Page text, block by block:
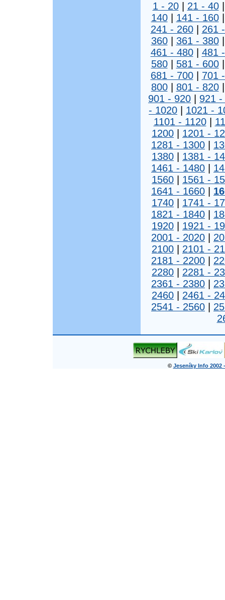
1 - 20| 21 - 40
140| 141 - 160
241 - 260| 261
360| 361 - 380
461 - 480| 481
580| 581 - 600
681 - 700| 701
800| 801 - 820
901 - 920
921 -
- 1020
1021 -
1101 - 1120|
1200
1201 -
1281 - 1300
1380
1381 -
1461 - 1480
1560
1561 -
1641 - 1660
1740
1741 -
1821 - 1840
1920
1921 -
2001 - 2020
2100
2101 -
2181 - 2200
2280
2281 -
2361 - 2380
2460
2461 -
2541 - 2560
© Jeseníky Info 2002